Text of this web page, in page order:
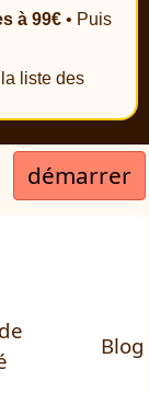
à 99€ • Puis
liste des
Blog
démarrer